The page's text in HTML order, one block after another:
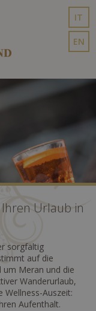
IT
EN
Urlaub in
sorgfältig
auf die
um Meran und die
Wanderurlaub,
Wellness-Auszeit:
Aufenthalt.